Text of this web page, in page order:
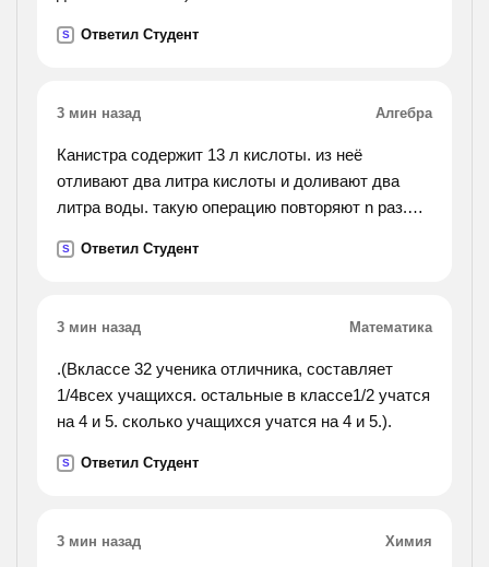
S Ответил Студент
3 мин назад Алгебра
Канистра содержит 13 л кислоты. из неё
отливают два литра кислоты и доливают два
литра воды. такую операцию повторяют n раз.
S Ответил Студент
3 мин назад Математика
.(Вклассе 32 ученика отличника, составляет
1/4всех учащихся. остальные в классе1/2 учатся
на 4 и 5. сколько учащихся учатся на 4 и 5.).
S Ответил Студент
3 мин назад Химия